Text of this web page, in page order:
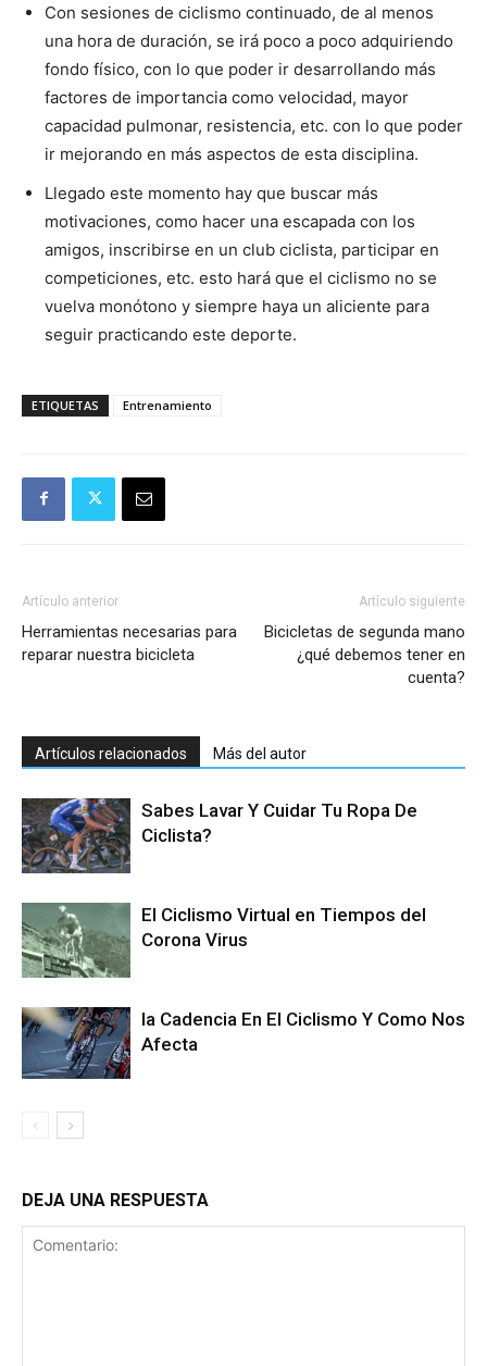
Con sesiones de ciclismo continuado, de al menos
una hora de duración, se irá poco a poco adquiriendo
fondo físico, con lo que poder ir desarrollando más
factores de importancia como velocidad, mayor
capacidad pulmonar, resistencia, etc. con lo que poder
ir mejorando en más aspectos de esta disciplina.
Llegado este momento hay que buscar más
motivaciones, como hacer una escapada con los
amigos, inscribirse en un club ciclista, participar en
competiciones, etc. esto hará que el ciclismo no se
vuelva monótono y siempre haya un aliciente para
seguir practicando este deporte.
ETIQUETAS Entrenamiento
Artículo anterior
Herramientas necesarias para
reparar nuestra bicicleta
Artículo siguiente
Bicicletas de segunda mano
¿qué debemos tener en
cuenta?
Artículos relacionados Más del autor
Sabes Lavar Y Cuidar Tu Ropa De
Ciclista?
El Ciclismo Virtual en Tiempos del
Corona Virus
la Cadencia En El Ciclismo Y Como Nos
Afecta
DEJA UNA RESPUESTA